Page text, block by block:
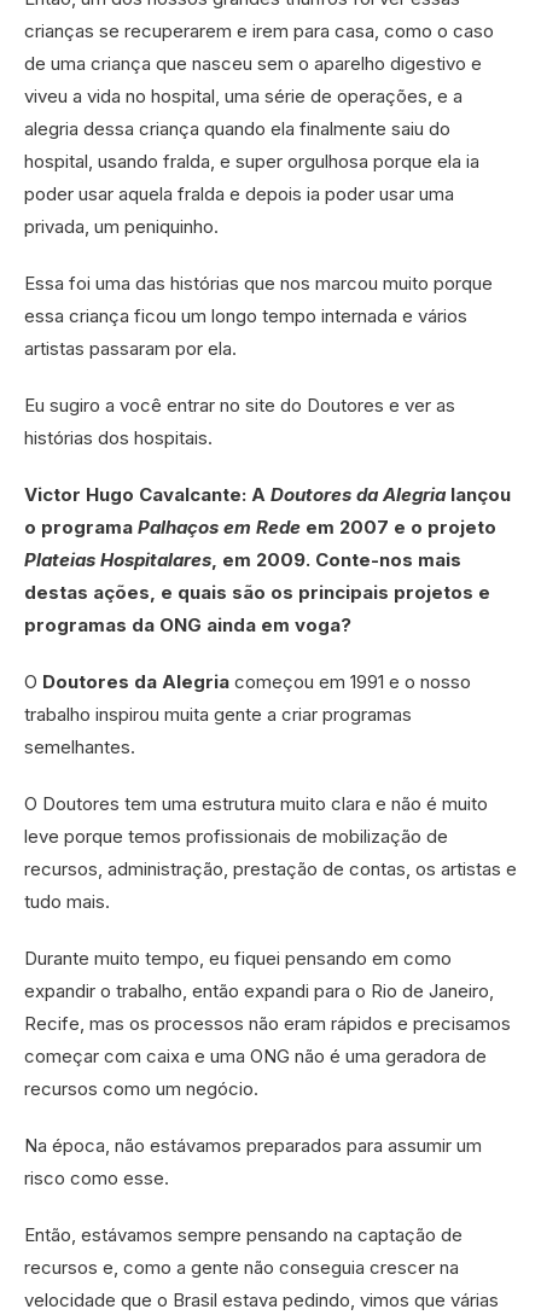
crianças se recuperarem e irem para casa, como o caso
de uma criança que nasceu sem o aparelho digestivo e
viveu a vida no hospital, uma série de operações, e a
alegria dessa criança quando ela finalmente saiu do
hospital, usando fralda, e super orgulhosa porque ela ia
poder usar aquela fralda e depois ia poder usar uma
privada, um peniquinho.
Essa foi uma das histórias que nos marcou muito porque
essa criança ficou um longo tempo internada e vários
artistas passaram por ela.
Eu sugiro a você entrar no site do Doutores e ver as
histórias dos hospitais.
Victor Hugo Cavalcante: A Doutores da Alegria lançou
o programa Palhaços em Rede em 2007 e o projeto
Plateias Hospitalares , em 2009. Conte-nos mais
destas ações, e quais são os principais projetos e
programas da ONG ainda em voga?
O Doutores da Alegria começou em 1991 e o nosso
trabalho inspirou muita gente a criar programas
semelhantes.
O Doutores tem uma estrutura muito clara e não é muito
leve porque temos profissionais de mobilização de
recursos, administração, prestação de contas, os artistas e
tudo mais.
Durante muito tempo, eu fiquei pensando em como
expandir o trabalho, então expandi para o Rio de Janeiro,
Recife, mas os processos não eram rápidos e precisamos
começar com caixa e uma ONG não é uma geradora de
recursos como um negócio.
Na época, não estávamos preparados para assumir um
risco como esse.
Então, estávamos sempre pensando na captação de
recursos e, como a gente não conseguia crescer na
velocidade que o Brasil estava pedindo, vimos que várias